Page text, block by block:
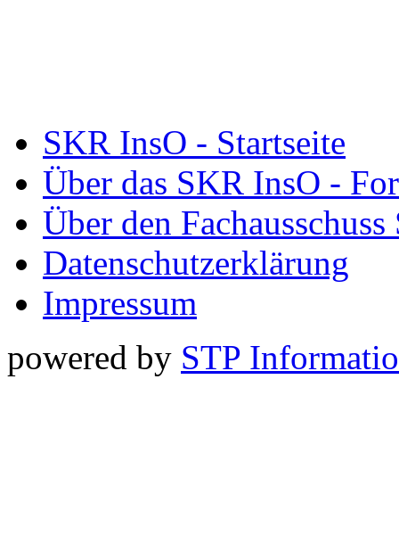
SKR InsO - Startseite
Über das SKR InsO -
Über den
Datenschutzerklärung
Impressum
powered by STP